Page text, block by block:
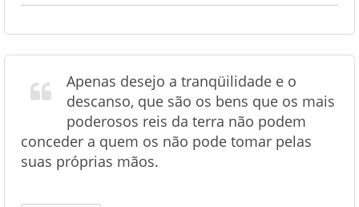
Apenas desejo a tranqüilidade e o
descanso, que são os bens que os mais
poderosos reis da terra não podem
conceder a quem os não pode tomar pelas
suas próprias mãos.